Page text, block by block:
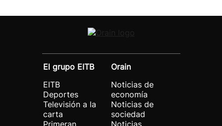
El grupo EITB
EITB
Deportes
Televisión a la
carta
Primeran
Orain
Noticias de
economía
Noticias de
sociedad
Noticias